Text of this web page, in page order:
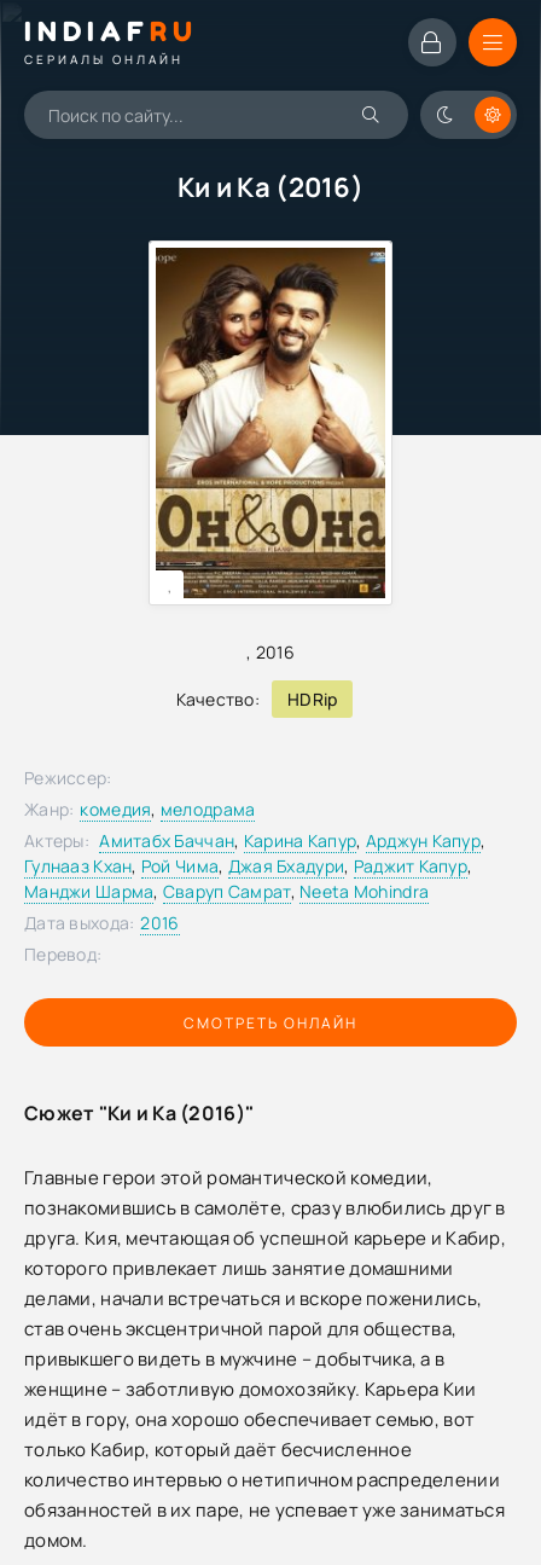
INDIAFRU
СЕРИАЛЫ ОНЛАЙН
Ки и Ка (2016)
, 2016
Качество: HDRip
,
СМОТРЕТЬ ОНЛАЙН
Режиссер:
Жанр: комедия, мелодрама
Актеры: Амитабх Баччан, Карина Капур, Арджун Капур,
Гулнааз Кхан, Рой Чима, Джая Бхадури, Раджит Капур,
Манджи Шарма, Сваруп Самрат, Neeta Mohindra
Дата выхода: 2016
Перевод:
Сюжет "Ки и Ка (2016)"
Главные герои этой романтической комедии,
познакомившись в самолёте, сразу влюбились друг в
друга. Кия, мечтающая об успешной карьере и Кабир,
которого привлекает лишь занятие домашними
делами, начали встречаться и вскоре поженились,
став очень эксцентричной парой для общества,
привыкшего видеть в мужчине – добытчика, а в
женщине – заботливую домохозяйку. Карьера Кии
идёт в гору, она хорошо обеспечивает семью, вот
только Кабир, который даёт бесчисленное
количество интервью о нетипичном распределении
обязанностей в их паре, не успевает уже заниматься
домом.